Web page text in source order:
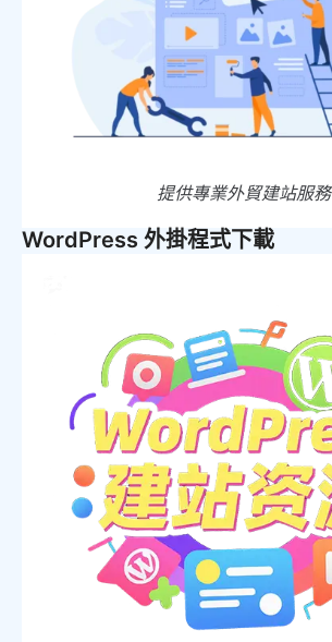
提供專業外貿建站服務
WordPress 外掛程式下載